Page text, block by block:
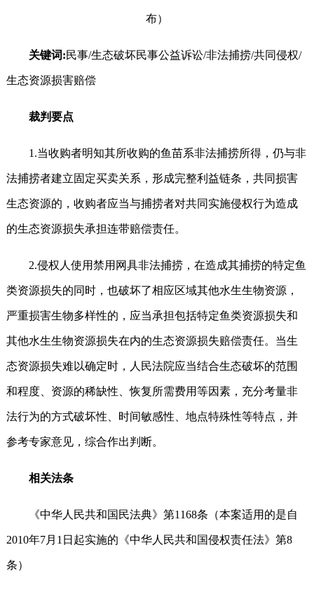
布）
关键词:民事/生态破坏民事公益诉讼/非法捕捞/共同侵权/
生态资源损害赔偿
裁判要点
1.当收购者明知其所收购的鱼苗系非法捕捞所得，仍与非
法捕捞者建立固定买卖关系，形成完整利益链条，共同损害
生态资源的，收购者应当与捕捞者对共同实施侵权行为造成
的生态资源损失承担连带赔偿责任。
2.侵权人使用禁用网具非法捕捞，在造成其捕捞的特定鱼
类资源损失的同时，也破坏了相应区域其他水生生物资源，
严重损害生物多样性的，应当承担包括特定鱼类资源损失和
其他水生生物资源损失在内的生态资源损失赔偿责任。当生
态资源损失难以确定时，人民法院应当结合生态破坏的范围
和程度、资源的稀缺性、恢复所需费用等因素，充分考量非
法行为的方式破坏性、时间敏感性、地点特殊性等特点，并
参考专家意见，综合作出判断。
相关法条
《中华人民共和国民法典》第1168条（本案适用的是自
2010年7月1日起实施的《中华人民共和国侵权责任法》第8
条）